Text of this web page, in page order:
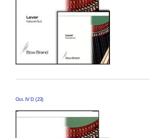
Oct. IV D (23)